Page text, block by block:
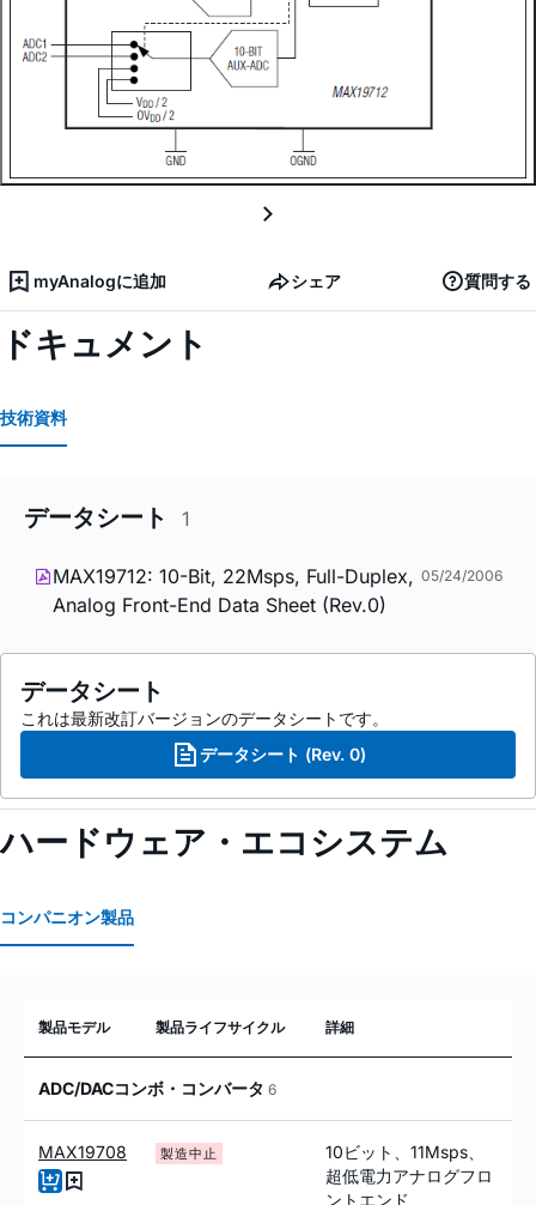
myAnalogに追加 シェア 質問する
ドキュメント
技術資料
データシート 1
MAX19712: 10-Bit, 22Msps, Full-Duplex,
Analog Front-End Data Sheet (Rev.0)
05/24/2006
データシート
これは最新改訂バージョンのデータシートです。
データシート (Rev. 0)
ハードウェア・エコシステム
コンパニオン製品
製品モデル 製品ライフサイクル 詳細
ADC/DACコンボ・コンバータ 6
MAX19708 製造中止
10ビット、11Msps、
超低電力アナログフロ
ントエンド